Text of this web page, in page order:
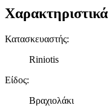
Χαρακτηριστικά
Κατασκευαστής:
Riniotis
Είδος:
Βραχιολάκι